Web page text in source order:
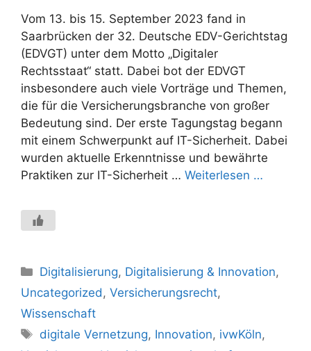
Vom 13. bis 15. September 2023 fand in
Saarbrücken der 32. Deutsche EDV-Gerichtstag
(EDVGT) unter dem Motto „Digitaler
Rechtsstaat“ statt. Dabei bot der EDVGT
insbesondere auch viele Vorträge und Themen,
die für die Versicherungsbranche von großer
Bedeutung sind. Der erste Tagungstag begann
mit einem Schwerpunkt auf IT-Sicherheit. Dabei
wurden aktuelle Erkenntnisse und bewährte
Praktiken zur IT-Sicherheit … Weiterlesen …
Kategorien
Digitalisierung, Digitalisierung & Innovation,
Uncategorized , Versicherungsrecht,
Wissenschaft
Schlagwörter
digitale Vernetzung, Innovation, ivwKöln,